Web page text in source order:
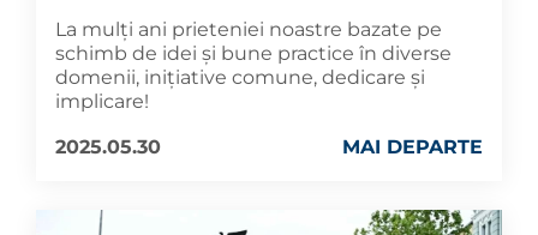
La mulți ani prieteniei noastre bazate pe
schimb de idei și bune practice în diverse
domenii, inițiative comune, dedicare și
implicare!
2025.05.30
MAI DEPARTE